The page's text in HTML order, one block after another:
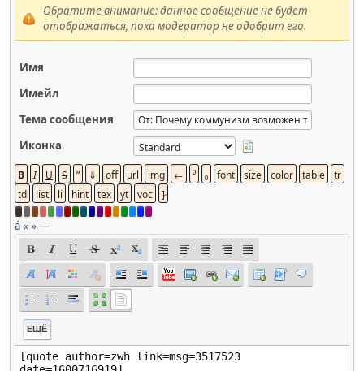
Обратите внимание: данное сообщение не будет
отображаться, пока модератор не одобрит его.
Имя
Имейл
Тема сообщения
Иконка
á« »—
ЕЩЁ